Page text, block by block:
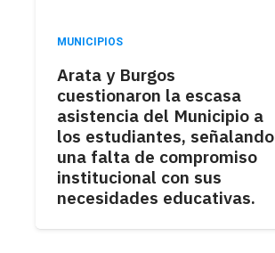
MUNICIPIOS
Arata y Burgos
cuestionaron la escasa
asistencia del Municipio a
los estudiantes, señalando
una falta de compromiso
institucional con sus
necesidades educativas.